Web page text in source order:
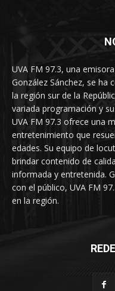
UVA FM 97.3, una
González Sánchez, se ha
la región sur de la
variada programación y
UVA FM 97.3 ofrece una
entretenimiento que
edades. Su equipo de
brindar contenido de
informada y entretenida.
con el público, UVA FM
en la región.